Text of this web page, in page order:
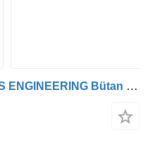
Lions SAF AXLES LPG LIONS ENGINEERING Bütan Propan Semi trailer Storag